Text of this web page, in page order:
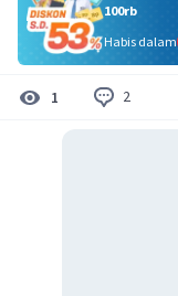
100rb
Habis dalam
1 2